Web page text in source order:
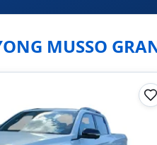
MUSSO